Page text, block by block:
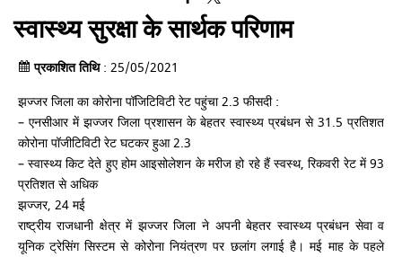
स्वास्थ्य सुरक्षा के सार्थक परिणाम
प्रकाशित तिथि: 25/05/2021
झज्जर जिला का कोरोना पॉजिटिविटी रेट पहुंचा 2.3 फीसदी :
– एनसीआर में झज्जर जिला प्रशासन के बेहतर स्वास्थ्य प्रबंधन से 31.5 प्रतिशत
कोरोना पॉजीटिविटी रेट घटकर हुआ 2.3
– स्वास्थ्य किट देते हुए होम आइसोलेशन के मरीज हो रहे हैं स्वस्थ, रिकवरी रेट में 93
प्रतिशत से अधिक
झज्जर, 24 मई
राष्ट्रीय राजधानी क्षेत्र में झज्जर जिला ने अपनी बेहतर स्वास्थ्य प्रबंधन सेवा व
यूनिक ट्रेसिंग सिस्टम से कोरोना नियंत्रण पर छलांग लगाई है। मई माह के पहले